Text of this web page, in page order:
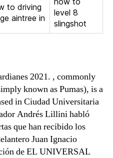
to driving
aintree in
level 8
slingshot
2021. , commonly
known as Pumas), is a
in Ciudad Universitaria
Andrés Lillini habló
que han recibido los
Juan Ignacio
de EL UNIVERSAL